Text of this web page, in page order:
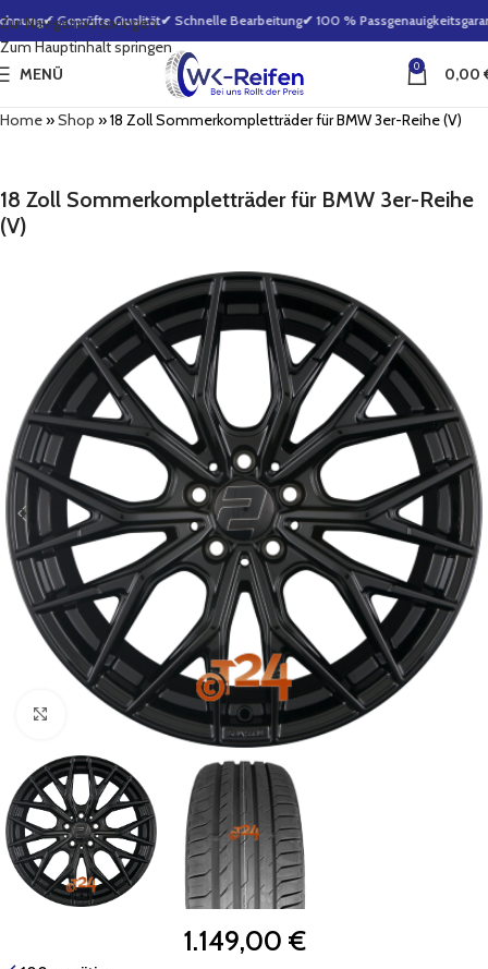
Zur Navigation springen
Zum Hauptinhalt springen
✔ Geprüfte Qualität✔ Schnelle Bearbeitung✔ 100 %
MENÜ 0 0,00
Home»Shop »18 Zoll Sommerkompletträder für BMW 3er-Reihe (V)
18 Zoll Sommerkompletträder für BMW 3er-Reihe
(V)
Zum Vergrößern klicken
1.149,00 €